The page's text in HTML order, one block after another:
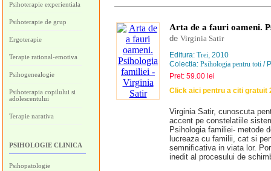
Psihoterapie experientiala
Psihoterapie de grup
Ergoterapie
Terapie rational-emotiva
Psihogenealogie
Psihoterapia copilului si
adolescentului
Terapie narativa
PSIHOLOGIE CLINICA
Psihopatologie
Arta de a fauri oameni.
de Virginia Satir
Editura: Trei, 2010
Colectia: Psihologia pentru toti /
Pret: 59.00 lei
Click aici pentru a citi gratuit
Virginia Satir, cunoscuta
accent pe constelatiile
Psihologia familiei- metode
lucreaza cu familii, cat si
semnificativa in viata lor.
inedit al procesului de